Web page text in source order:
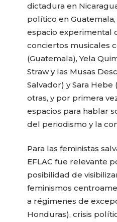
dictadura en
político en
espacio experimental
conciertos musicales
(Guatemala), Yela
Straw y las Musas
Salvador) y Sara
otras, y por primera
espacios para hablar
del periodismo y la
Para las feministas
EFLAC fue relevante
posibilidad de
feminismos
a régimenes de
Honduras), crisis